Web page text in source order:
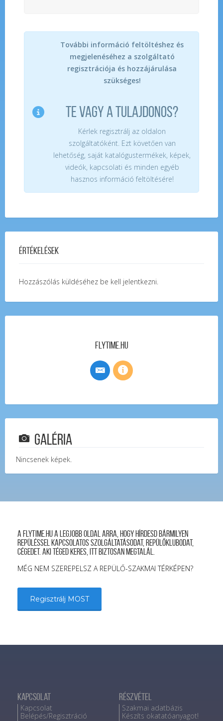
További információ feltöltéshez és
megjelenéséhez a szolgáltató
regisztrációja és hozzájárulása
szükséges!
TE VAGY A TULAJDONOS?
Kérlek regisztrálj az oldalon
szolgáltatóként. Ezt követően van
lehetőség, saját katalógustermékek, képek,
videók, kapcsolati és minden egyéb
hasznos információ feltöltésére!
Értékelések
Hozzászólás küldéséhez be kell jelentkezni.
FlyTime.hu
Galéria
Nincsenek képek.
A FLYTIME.HU a legjobb oldal arra, hogy hírdesd bármilyen
repüléssel kapcsolatos szolgáltatásodat, repülőklubodat,
cégedet. Aki téged keres, itt biztosan megtalál.
MÉG NEM SZEREPELSZ A REPÜLŐ-SZAKMAI TÉRKÉPEN?
Regisztrálj MOST
Kapcsolat
Kapcsolat
Belépés/Regisztráció
Részvétel
Szakmai adatbázis
Készíts okatatóanyagot!